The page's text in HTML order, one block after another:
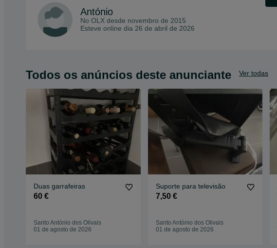
António
No OLX desde novembro de 2015
Esteve online dia 26 de abril de 2026
Todos os anúncios deste anunciante Ver todas
Duas garrafeiras
60 €
Santo António dos Olivais
01 de agosto de 2026
Suporte para televisão
7,50 €
Santo António dos Olivais
01 de agosto de 2026